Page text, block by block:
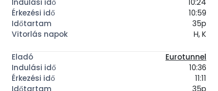
10:24
10:59
35p
H, K
Eurotunnel
10:36
11:11
35p